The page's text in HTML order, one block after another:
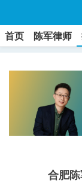
首页 陈军律师
合肥